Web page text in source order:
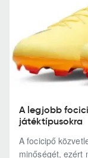
A legjobb
játéktípusokra
A focicipő
minőségét, ezért